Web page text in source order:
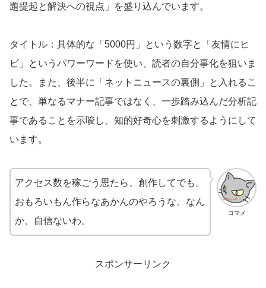
題提起と解決への視点」を盛り込んでいます。
タイトル：具体的な「5000円」という数字と「友情にヒ
ビ」というパワーワードを使い、読者の自分事化を狙いま
した。また、後半に「ネットニュースの裏側」と入れるこ
とで、単なるマナー記事ではなく、一歩踏み込んだ分析記
事であることを示唆し、知的好奇心を刺激するようにして
います。
コマメ
アクセス数を稼ごう思たら、創作してでも。
おもろいもん作らなあかんのやろうな。なん
か、自信ないわ。
スポンサーリンク